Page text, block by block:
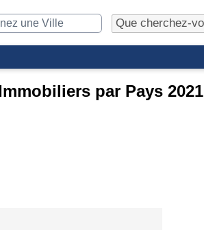
par Pays 2021